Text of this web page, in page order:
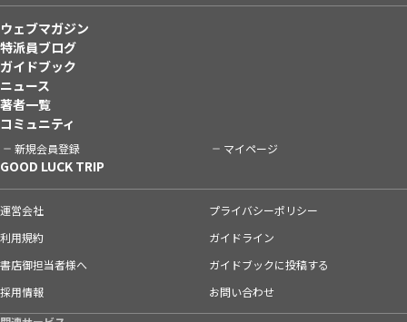
ウェブマガジン
特派員ブログ
ガイドブック
ニュース
著者一覧
コミュニティ
新規会員登録 マイページ
GOOD LUCK TRIP
運営会社
プライバシーポリシー
利用規約
ガイドライン
書店御担当者様へ
ガイドブックに投稿する
採用情報
お問い合わせ